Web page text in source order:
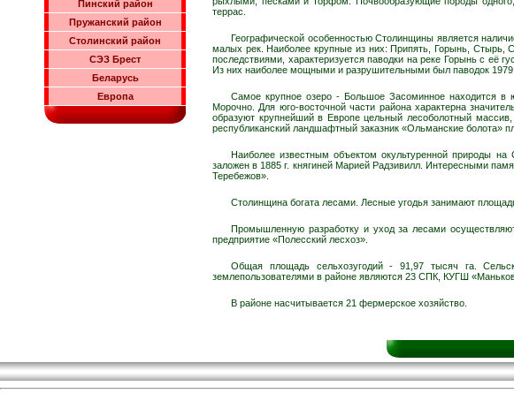
Пинский район
Пружанский район
Столинский район
СЭЗ Брест
Беларусь
Европа
террас.
Географической особенностью Столинщины является
малых рек. Наиболее крупные из них: Припять, Горынь, Стырь,
последствиями, характеризуется паводки на реке Горынь с её
Из них наиболее мощными и разрушительными был паводок 1979
Самое крупное озеро - Большое Засоминное находится
Морочно. Для юго-восточной части района характерна
образуют крупнейший в Европе цельный лесоболотный массив,
республиканский ландшафтный заказник «Ольманские болота»
Наиболее известным объектом окультуренной природы
заложен в 1885 г. княгиней Марией Радзивилл. Интересными
Теребежов».
Столинщина богата лесами. Лесные угодья занимают
Промышленную разработку и уход за лесами
предприятие «Полесский лесхоз».
Общая площадь сельхозугодий - 91,97 тысяч га.
землепользователями в районе являются 23 СПК, КУГШ
В районе насчитывается 21 фермерское хозяйство.